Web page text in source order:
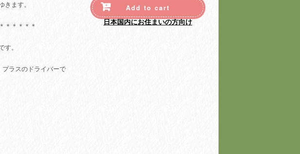
きます。
＊＊＊＊＊
。
ラスのドライバーで
Add to cart
日本国内にお住まいの方向け